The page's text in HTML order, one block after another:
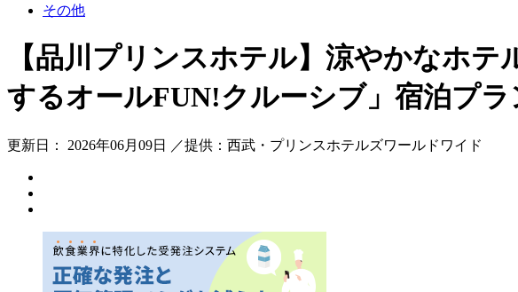
その他
【品川プリンスホテル】涼やかなホ
するオールFUN!クルーシブ」宿泊プラ
更新日： 2026年06月09日 ／提供：西武・プリンスホテルズワールドワイド